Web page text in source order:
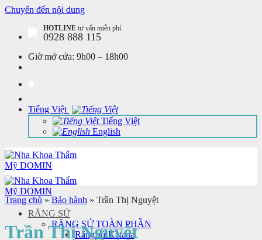
Chuyển đến nội dung
HOTLINE tư vấn miễn phí
0928 888 115
Giờ mở cửa: 9h00 – 18h00
Tiếng Việt
Tiếng Việt
English
RĂNG SỨ
RĂNG SỨ TOÀN PHẦN
Răng sứ Katana
Trang chủ » Bảo hành » Trần Thị Nguyệt
Trần Thị Nguyệt